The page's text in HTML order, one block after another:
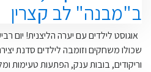
ב"מבנה" לב קצרין
שכולו משחקים וזומבה לילדים סדנת
וריקודים, בובות ענק, הפתעות טעימות